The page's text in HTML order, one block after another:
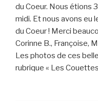
du Coeur. Nous étions
midi. Et nous avons eu
du Coeur ! Merci
Corinne B., Françoise,
Les photos de ces
rubrique « Les